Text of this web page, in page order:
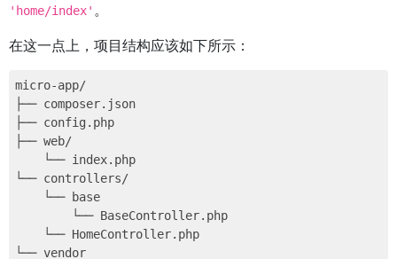
'home/index' 。
在这一点上，项目结构应该如下所示：
micro-app/
├── composer.json
├── config.php
├── web/
    └── index.php
└── controllers/
    └── base
        └── BaseController.php
    └── HomeController.php